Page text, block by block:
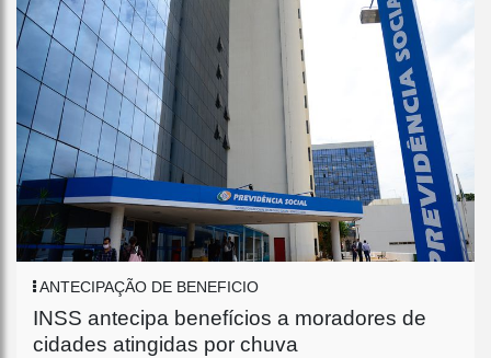
ANTECIPAÇÃO DE BENEFICIO
INSS antecipa benefícios a moradores de
cidades atingidas por chuva